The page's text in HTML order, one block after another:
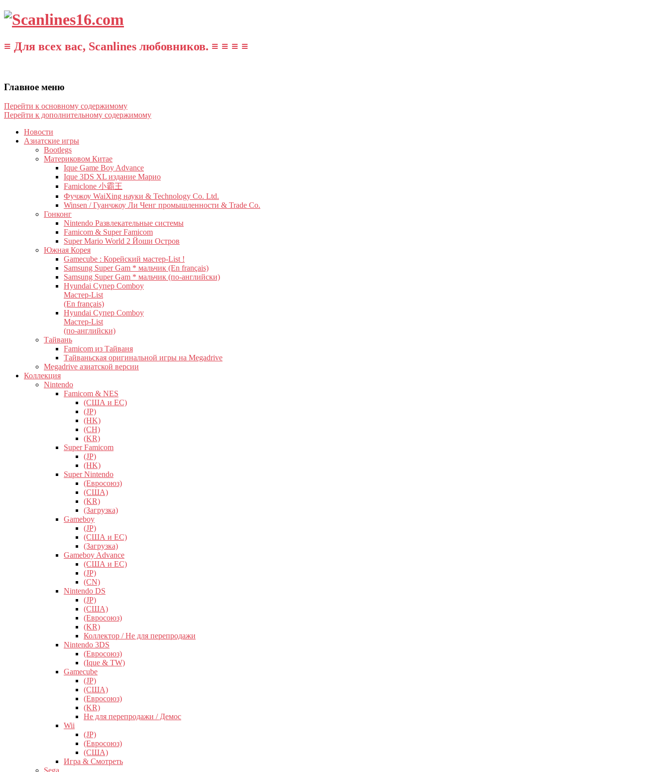
≡ Для всех вас, Scanlines любовников. ≡ ≡ ≡ ≡
Главное меню
Перейти к основному содержимому
Перейти к дополнительному содержимому
Новости
Азиатские игры
Bootlegs
Материковом Китае
Ique Game Boy Advance
Ique 3DS XL издание Марио
Famiclone 小霸王
Фучжоу WaiXing науки & Technology Co. Ltd.
Winsen / Гуанчжоу Ли Ченг промышленности & Trade Co.
Гонконг
Nintendo Развлекательные системы
Famicom & Super Famicom
Super Mario World 2 Йоши Остров
Южная Корея
Gamecube : Корейский мастер-List !
Samsung Super Gam * мальчик (En français)
Samsung Super Gam * мальчик (по-английски)
Hyundai Супер Comboy
Мастер-List
(En français)
Hyundai Супер Comboy
Мастер-List
(по-английски)
Тайвань
Famicom из Тайваня
Тайваньская оригинальной игры на Megadrive
Megadrive азиатской версии
Коллекция
Nintendo
Famicom & NES
(США и ЕС)
(JP)
(HK)
(CH)
(KR)
Super Famicom
(JP)
(HK)
Super Nintendo
(Евросоюз)
(США)
(KR)
(Загрузка)
Gameboy
(JP)
(США и ЕС)
(Загрузка)
Gameboy Advance
(США и ЕС)
(JP)
(CN)
Nintendo DS
(JP)
(США)
(Евросоюз)
(KR)
Коллектор / Не для перепродажи
Nintendo 3DS
(Евросоюз)
(Ique & TW)
Gamecube
(JP)
(США)
(Евросоюз)
(KR)
Не для перепродажи / Демос
Wii
(JP)
(Евросоюз)
(США)
Игра & Смотреть